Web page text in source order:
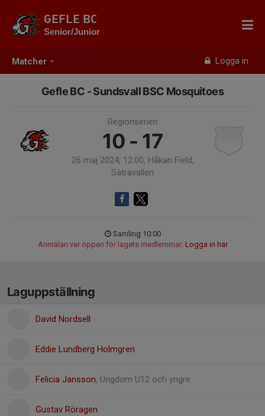
Matcher Logga in
GEFLE BC
Senior/Junior
Gefle BC - Sundsvall BSC Mosquitoes
Regionserien
10 - 17
26 maj 2024, 12:00, Håkan Field,
Sätravallen
Samling 10:00
Anmälan var öppen för lagets medlemmar. Logga in här
Laguppställning
David Nordsell
Eddie Lundberg Holmgren
Felicia Jansson, Ungdom U12 och yngre
Gustav Röragen